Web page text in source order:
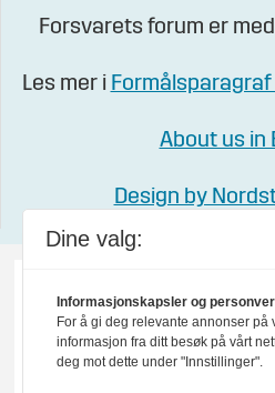
Forsvarets forum er
Les mer i
About us in
Design by
Dine valg:
Informasjonskapsler og
For å gi deg relevante annonser på
informasjon fra ditt besøk på vårt
deg mot dette under "Innstillinger".